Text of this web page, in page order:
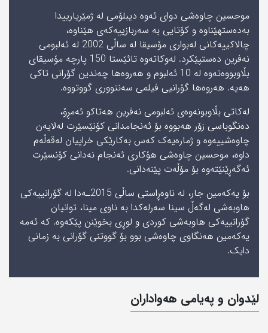
موحسین چاوەشی دوای ئەوە دیبلۆمی لە ژمێریارییدا
بەدەستھێناوە و کۆتایی به‌ سەربازییەکەی ھێناوە،
چالاکییەکانی لەبواری مۆسیقا لە ساڵی 2002 لە ئەلبومی
نەفرین دەستپێکرد. لەوکاتەوە تائێستا 150 پارچە مۆسیقای
بڵاوبووەتەوە لە 10 ئەلبوم و ھەروەھا چەندین گۆرانی تاکی
ھەیە. ھەروەھا گۆرانیی فیلمی سەنتووری گووتووە.
لەکاتی بڵاوبونەوەی ئەلبومی نەفرین ھەتاکو ئەمڕۆ،
دەنگوباسی زۆر ھەبووە بۆ ئەنجامدانی کۆنێسێرت لەلایەن
چاوەشییەوە و ژمارەیەک کەس بەکارێکی خراپیان لەقەڵەم
داوە، موحسین چاوەشی ھۆکاری ئەنجام نەدانی کۆنسێرت
ئەگەڕێنێتەوە بۆ مۆڵەت پێنەدانی.
بۆ یەکەمین جار، لە ناوەڕاستی ساڵی 2015ـەدا لە گۆرانییەکی
ھاوبەشی لەگەڵ سینا سەرلەکدا بە ناوی مینا، توانیان
گۆرانییەکی ھاوبەشی کوردی و لوڕی بخوێنن پێکەوە. کە ئەمە
یەکەمین ھەنگاوی چاوەشی بوو بۆ گووتنی گۆرانی بە زمانی
دایک.
لێدوان و په‌یامی‌ هه‌واداران